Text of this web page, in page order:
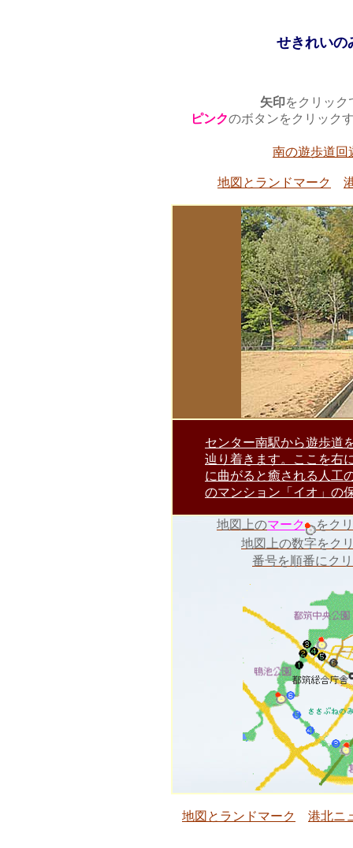
せきれいの
矢印をクリック
ピンクのボタンをクリック
南の遊歩道回
地図とランドマーク
センター南駅から遊歩道
辿り着きます。ここを右
に曲がると癒される人工
のマンション「 イオ 」の
地図上のマーク
をク
地図上の数字をク
番号を順番にク
地図とランドマーク 港北ニ